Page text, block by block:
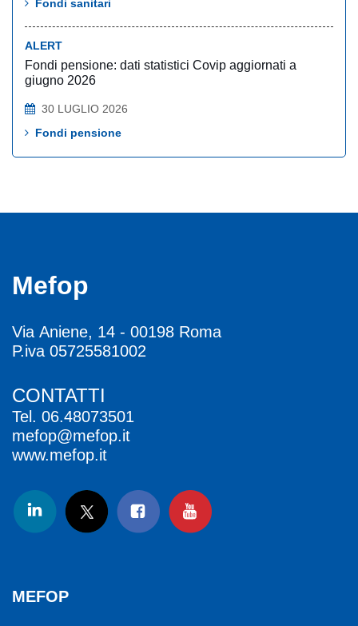
Fondi sanitari
ALERT
Fondi pensione: dati statistici Covip aggiornati a
giugno 2026
30 LUGLIO 2026
Fondi pensione
Mefop
Via Aniene, 14 - 00198 Roma
P.iva 05725581002
CONTATTI
Tel. 06.48073501
mefop@mefop.it
www.mefop.it
MEFOP